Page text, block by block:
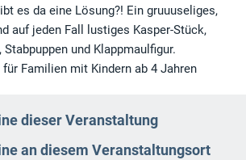
es da eine Lösung?! Ein gruuuseliges,
auf jeden Fall lustiges Kasper-Stück,
und Klappmaulfigur.
für Familien mit Kindern ab 4 Jahren
dieser Veranstaltung
an diesem Veranstaltungsort